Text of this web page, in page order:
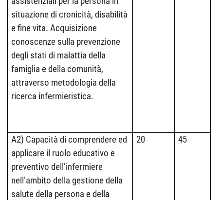
situazione di cronicità, disabilità
e fine vita. Acquisizione
conoscenze sulla prevenzione
degli stati di malattia della
famiglia e della comunità,
attraverso metodologia della
ricerca infermieristica.
A2) Capacità di comprendere ed
applicare il ruolo educativo e
preventivo dell’infermiere
nell’ambito della gestione della
salute della persona e della
20 45